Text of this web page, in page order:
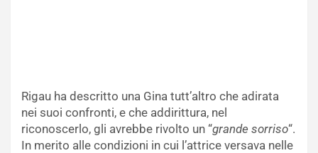
Rigau ha descritto una Gina tutt’altro che adirata
nei suoi confronti, e che addirittura, nel
riconoscerlo, gli avrebbe rivolto un “grande sorriso“.
In merito alle condizioni in cui l’attrice versava nelle